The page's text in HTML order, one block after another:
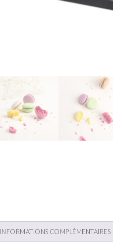
INFORMATIONS COMPLÉMENTAIRES